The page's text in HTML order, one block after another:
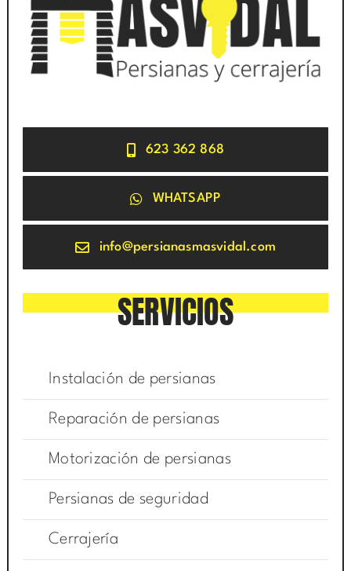
623 362 868
WHATSAPP
info@persianasmasvidal.com
SERVICIOS
Instalación de persianas
Reparación de persianas
Motorización de persianas
Persianas de seguridad
Cerrajería